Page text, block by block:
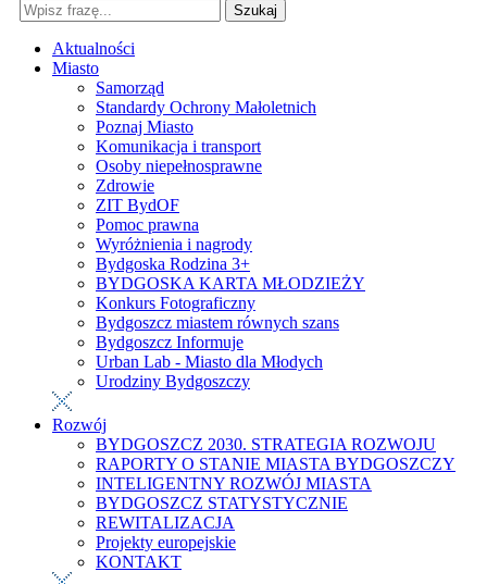
Szukaj
Aktualności
Miasto
Samorząd
Standardy Ochrony Małoletnich
Poznaj Miasto
Komunikacja i transport
Osoby niepełnosprawne
Zdrowie
ZIT BydOF
Pomoc prawna
Wyróżnienia i nagrody
Bydgoska Rodzina 3+
BYDGOSKA KARTA MŁODZIEŻY
Konkurs Fotograficzny
Bydgoszcz miastem równych szans
Bydgoszcz Informuje
Urban Lab - Miasto dla Młodych
Urodziny Bydgoszczy
Rozwój
BYDGOSZCZ 2030. STRATEGIA ROZWOJU
RAPORTY O STANIE MIASTA BYDGOSZCZY
INTELIGENTNY ROZWÓJ MIASTA
BYDGOSZCZ STATYSTYCZNIE
REWITALIZACJA
Projekty europejskie
KONTAKT